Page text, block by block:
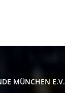
MÜNCHEN E.V.